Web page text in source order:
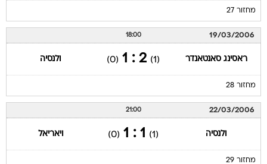
מחזור 27
19/03/2006
18:00
ראסינג סאנטאנדר (1)
2 : 1
(0) ולנסיה
מחזור 28
22/03/2006
21:00
ולנסיה (1)
1 : 1
(0) ויאריאל
מחזור 29